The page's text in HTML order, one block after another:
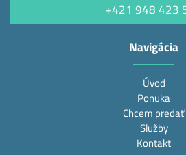
+421 948 423
Navigácia
Úvod
Ponuka
Chcem predať
Služby
Kontakt